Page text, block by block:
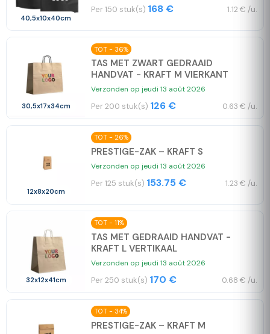
40,5x10x40cm
Per 150 stuk(s) 168 € 1.12 € /u.
30,5x17x34cm
TOT - 36%
TAS MET ZWART GEDRAAID
HANDVAT - KRAFT M VIERKANT
Verzonden op jeudi 13 août 2026
Per 200 stuk(s) 126 € 0.63 € /u.
12x8x20cm
TOT - 26%
PRESTIGE-ZAK – KRAFT S
Verzonden op jeudi 13 août 2026
Per 125 stuk(s) 153.75 € 1.23 € /u.
32x12x41cm
TOT - 11%
TAS MET GEDRAAID HANDVAT -
KRAFT L VERTIKAAL
Verzonden op jeudi 13 août 2026
Per 250 stuk(s) 170 € 0.68 € /u.
TOT - 34%
PRESTIGE-ZAK – KRAFT M